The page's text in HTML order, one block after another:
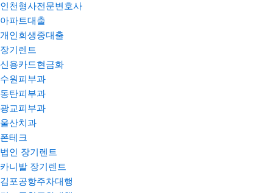
인천형사전문변호사
아파트대출
개인회생중대출
장기렌트
신용카드현금화
수원피부과
동탄피부과
광교피부과
울산치과
폰테크
법인 장기렌트
카니발 장기렌트
김포공항주차대행